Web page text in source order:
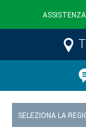
SELEZIONA LA